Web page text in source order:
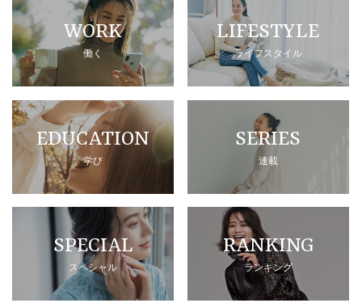
WORK
働く
LIFESTYLE
ライフスタイル
EDUCATION
学び
SERIES
連載
SPECIAL
スペシャル
RANKING
ランキング